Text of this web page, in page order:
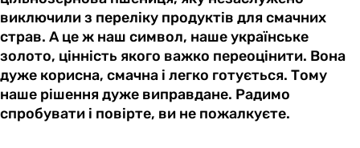
виключили з переліку продуктів для смачних
страв. А це ж наш символ, наше українське
золото, цінність якого важко переоцінити. Вона
дуже корисна, смачна і легко готується. Тому
наше рішення дуже виправдане. Радимо
спробувати і повірте, ви не пожалкуєте.